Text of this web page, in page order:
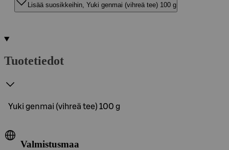
Lisää suosikkeihin, Yuki genmai (vihreä tee) 100 g
Tuotetiedot
Yuki genmai (vihreä tee) 100 g
Valmistusmaa